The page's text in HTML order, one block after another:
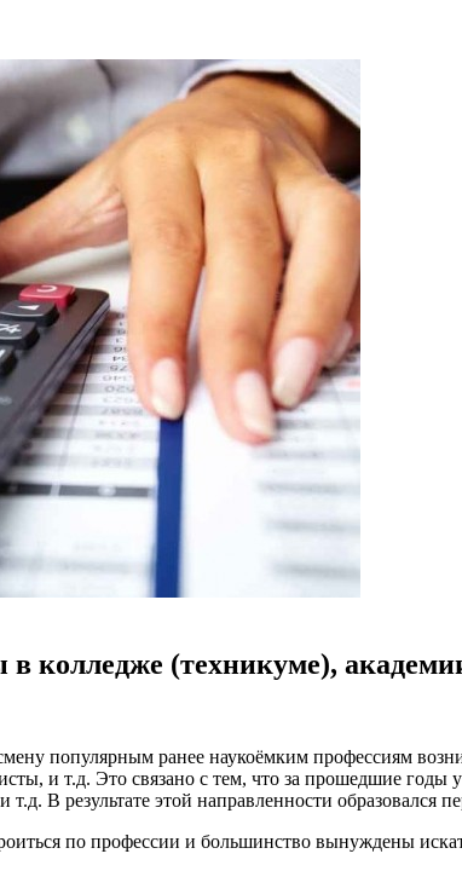
колледже (техникуме),
популярным ранее наукоёмким профессиям
и т.д. Это связано с тем, что за прошедшие
В результате этой направленности образовался
по профессии и большинство вынуждены